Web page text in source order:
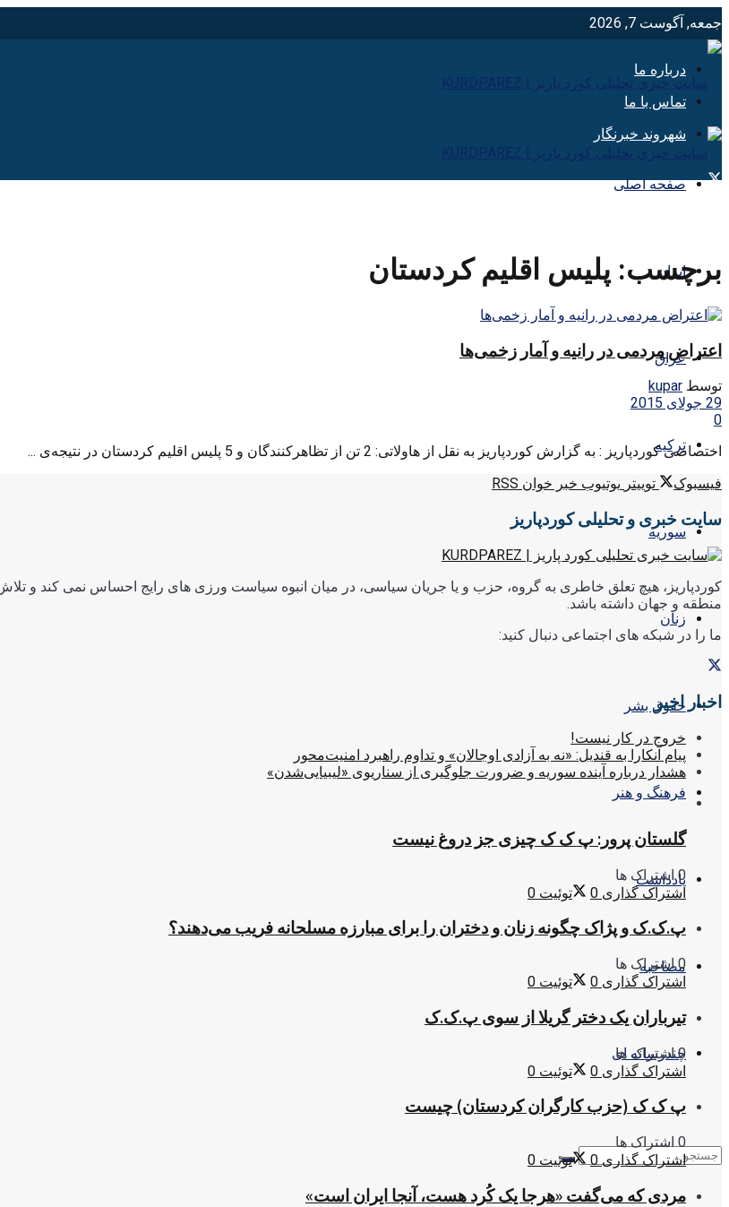
جمعه, آگوست 7, 2026
درباره ما
تماس با ما
شهروند خبرنگار
صفحه اصلی
ایران
عراق
ترکیه
سوریه
زنان
حقوق بشر
فرهنگ و هنر
یادداشت
مصاحبه
چندرسانه ای
برچسب: پليس اقليم كردستان
اعتراض مردمی در رانیه و آمار زخمی‌ها
توسط kupar
29 جولای 2015
0
اختصاصی کوردپاریز : به گزارش کوردپاریز به نقل از هاولاتی: 2 تن از تظاهرکنندگان و 5 پلیس اقلیم کردستان در نتیجه‌ی ...
فیسبوک
توییتر یوتیوب خبر خوان RSS
سایت خبری و تحلیلی کوردپاریز
کوردپاریز، هیچ تعلق خاطری به گروه، حزب و یا جریان سیاسی، در میان انبوه سیاست ورزی های رایج احساس نمی کند و تلاش
منطقه و جهان داشته باشد.
ما را در شبکه های اجتماعی دنبال کنید:
اخبار اخیر
خروج در کار نیست!
پیام آنکارا به قندیل: «نه به آزادی اوجالان» و تداوم راهبرد امنیت‌محور
هشدار درباره آینده سوریه و ضرورت جلوگیری از سناریوی «لیبیایی‌شدن»
گلستان پرور: پ ک ک چیزی جز دروغ نیست
0 اشتراک ها
اشتراک گذاری 0 توئیت 0
پ.ک.ک و پژاک چگونه زنان و دختران را برای مبارزه مسلحانه فریب می‌دهند؟
0 اشتراک ها
اشتراک گذاری 0 توئیت 0
تیرباران یک دختر گریلا از سوی پ.ک.ک
0 اشتراک ها
اشتراک گذاری 0 توئیت 0
پ ک ک (حزب کارگران کردستان) چیست
0 اشتراک ها
اشتراک گذاری 0 توئیت 0
مردی که می‌گفت «هرجا یک کُرد هست، آنجا ایران است»